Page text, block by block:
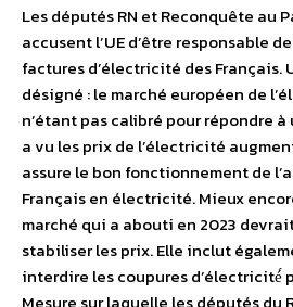
Les députés RN et Reconquête au
accusent l’UE d’être responsable
factures d’électricité des Français.
désigné : le marché européen de
n’étant pas calibré pour répondre
a vu les prix de l’électricité
assure le bon fonctionnement de
Français en électricité. Mieux
marché qui a abouti en 2023
stabiliser les prix. Elle inclut
interdire les coupures d’électricité́